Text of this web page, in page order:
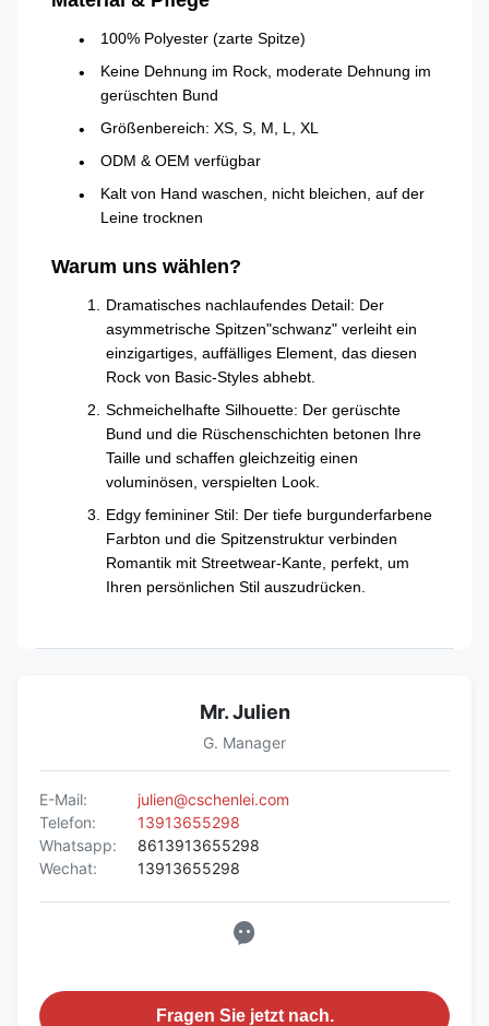
100% Polyester (zarte Spitze)
Keine Dehnung im Rock, moderate Dehnung im
gerüschten Bund
Größenbereich: XS, S, M, L, XL
ODM & OEM verfügbar
Kalt von Hand waschen, nicht bleichen, auf der
Leine trocknen
Warum uns wählen?
Dramatisches nachlaufendes Detail: Der
asymmetrische Spitzen"schwanz" verleiht ein
einzigartiges, auffälliges Element, das diesen
Rock von Basic-Styles abhebt.
Schmeichelhafte Silhouette: Der gerüschte
Bund und die Rüschenschichten betonen Ihre
Taille und schaffen gleichzeitig einen
voluminösen, verspielten Look.
Edgy femininer Stil: Der tiefe burgunderfarbene
Farbton und die Spitzenstruktur verbinden
Romantik mit Streetwear-Kante, perfekt, um
Ihren persönlichen Stil auszudrücken.
Mr. Julien
G. Manager
E-Mail:
julien@cschenlei.com
Telefon:
13913655298
Whatsapp:
8613913655298
Wechat:
13913655298
Fragen Sie jetzt nach.